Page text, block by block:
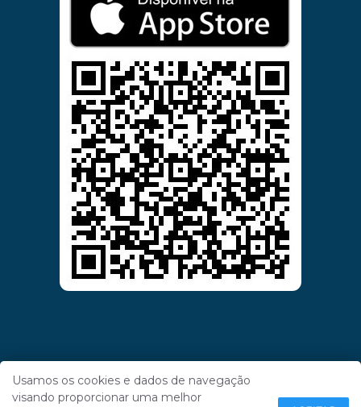
Usamos os cookies e dados de navegação
visando proporcionar uma melhor